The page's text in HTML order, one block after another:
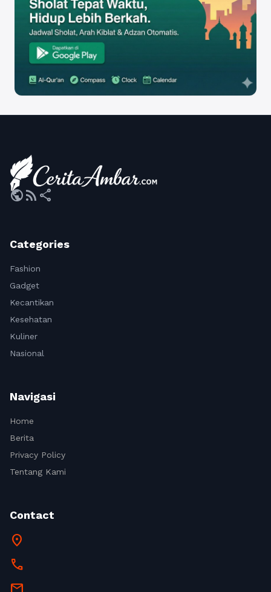
publicrss_feed share
Categories
Fashion
Gadget
Kecantikan
Kesehatan
Kuliner
Nasional
Navigasi
Home
Berita
Privacy Policy
Tentang Kami
Contact
location_on
call